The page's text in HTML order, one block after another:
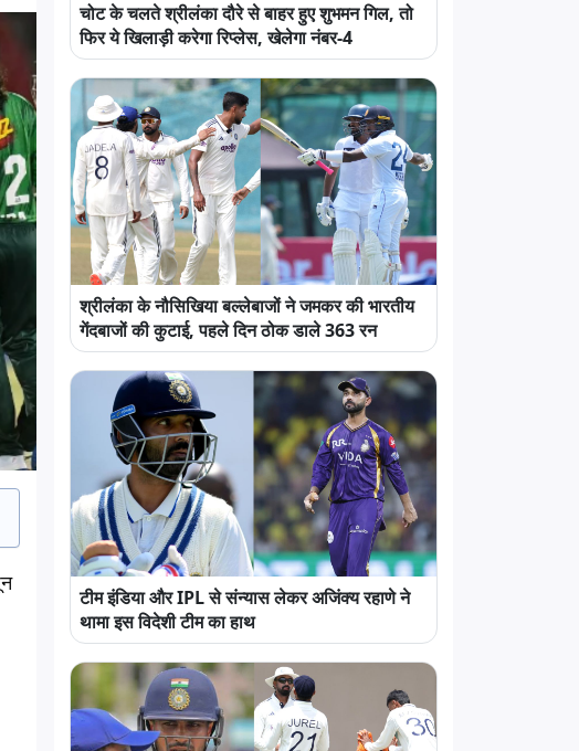
चोट के चलते श्रीलंका दौरे से बाहर हुए शुभमन गिल, तो
फिर ये खिलाड़ी करेगा रिप्लेस, खेलेगा नंबर-4
श्रीलंका के नौसिखिया बल्लेबाजों ने जमकर की भारतीय
गेंदबाजों की कुटाई, पहले दिन ठोक डाले 363 रन
टीम इंडिया और IPL से संन्यास लेकर अजिंक्य रहाणे ने
थामा इस विदेशी टीम का हाथ